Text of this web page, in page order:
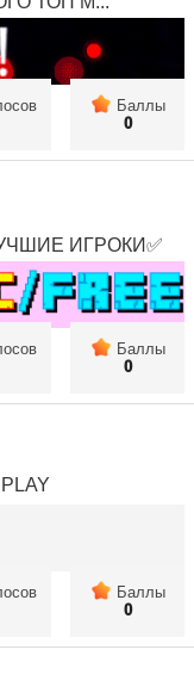
Баллы
0
ИГРОКИ✅
Баллы
0
Баллы
0